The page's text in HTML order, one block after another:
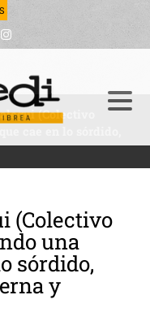
(Colectivo
(Colectivo
una
sórdido,
y